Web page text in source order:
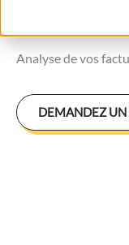
Analyse de vos
DEMANDEZ UN